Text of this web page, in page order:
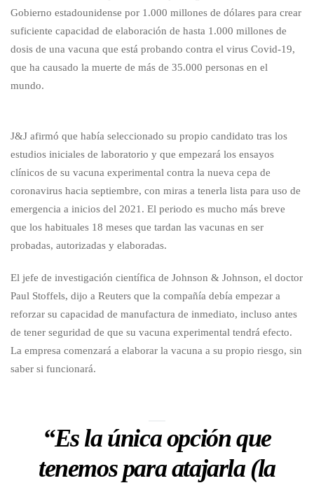
Gobierno estadounidense por 1.000 millones de dólares para crear
suficiente capacidad de elaboración de hasta 1.000 millones de
dosis de una vacuna que está probando contra el virus Covid-19,
que ha causado la muerte de más de 35.000 personas en el
mundo.
J&J afirmó que había seleccionado su propio candidato tras los
estudios iniciales de laboratorio y que empezará los ensayos
clínicos de su vacuna experimental contra la nueva cepa de
coronavirus hacia septiembre, con miras a tenerla lista para uso de
emergencia a inicios del 2021. El periodo es mucho más breve
que los habituales 18 meses que tardan las vacunas en ser
probadas, autorizadas y elaboradas.
El jefe de investigación científica de Johnson & Johnson, el doctor
Paul Stoffels, dijo a Reuters que la compañía debía empezar a
reforzar su capacidad de manufactura de inmediato, incluso antes
de tener seguridad de que su vacuna experimental tendrá efecto.
La empresa comenzará a elaborar la vacuna a su propio riesgo, sin
saber si funcionará.
“Es la única opción que
tenemos para atajarla (la